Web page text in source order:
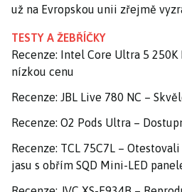
už na Evropskou unii zřejmě
TESTY A ŽEBŘÍČKY
Recenze: Intel Core Ultra 5
nízkou cenu
Recenze: JBL Live 780 NC –
Recenze: O2 Pods Ultra –
Recenze: TCL 75C7L –
jasu s obřím SQD Mini-LED